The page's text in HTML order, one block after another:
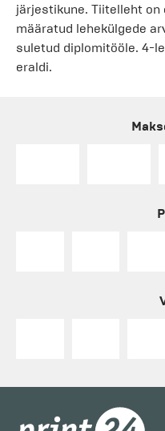
järjestikune. Tiitelleht
määratud lehekülgede
suletud diplomitööle. 4-
eraldi.